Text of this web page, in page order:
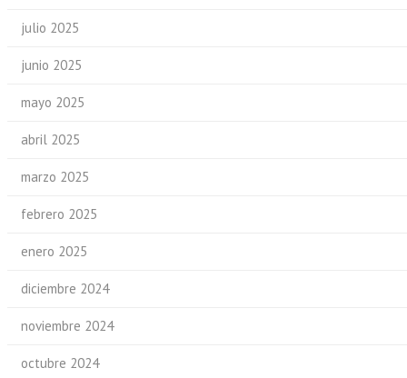
julio 2025
junio 2025
mayo 2025
abril 2025
marzo 2025
febrero 2025
enero 2025
diciembre 2024
noviembre 2024
octubre 2024